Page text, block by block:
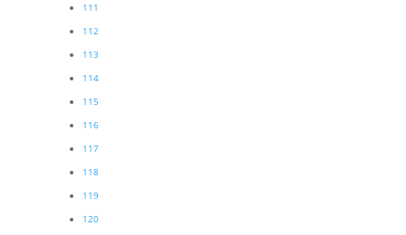
111
112
113
114
115
116
117
118
119
120